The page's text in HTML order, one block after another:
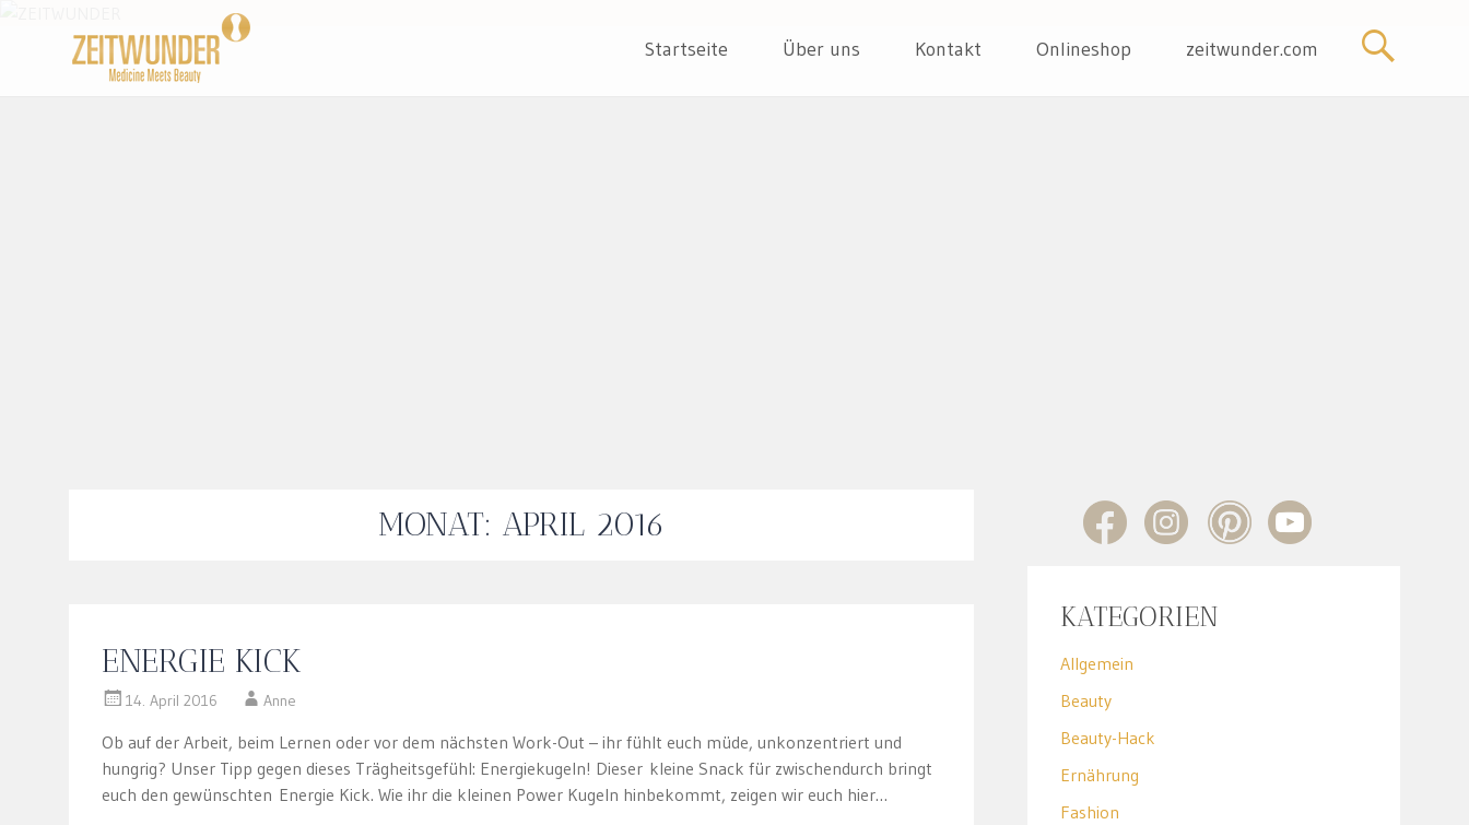
to
Startseite Über uns Kontakt Onlineshop zeitwunder.com
MONAT: APRIL 2016
ENERGIE KICK
14. April 2016 Anne
Ob auf der Arbeit, beim Lernen oder vor dem nächsten Work-Out – ihr fühlt euch müde, unkonzentriert und
hungrig? Unser Tipp gegen dieses Trägheitsgefühl: Energiekugeln! Dieser kleine Snack für zwischendurch bringt
euch den gewünschten Energie Kick. Wie ihr die kleinen Power Kugeln hinbekommt, zeigen wir euch hier…
KATEGORIEN
Allgemein
Beauty
Beauty-Hack
Ernährung
Fashion